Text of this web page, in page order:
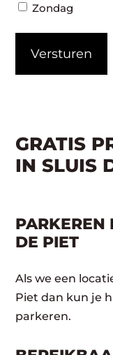
Zondag
GRATIS
IN SLUIS
PARKEREN
DE PIET
Als we een
Piet dan kun je
parkeren.